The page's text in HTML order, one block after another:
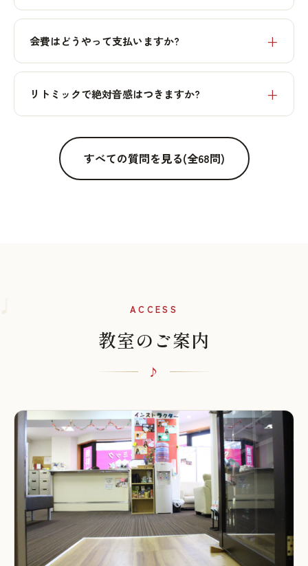
会費はどうやって支払いますか?
リトミックで絶対音感はつきますか?
すべての質問を見る(全68問)
ACCESS
教室のご案内